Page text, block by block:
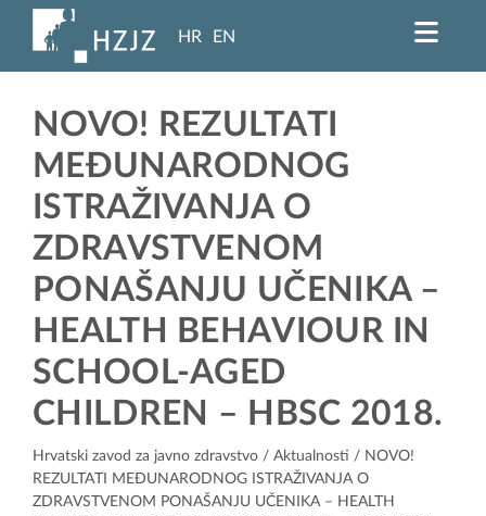
HR EN
NOVO! REZULTATI
MEĐUNARODNOG
ISTRAŽIVANJA O
ZDRAVSTVENOM
PONAŠANJU UČENIKA –
HEALTH BEHAVIOUR IN
SCHOOL-AGED
CHILDREN – HBSC 2018.
Hrvatski zavod za javno zdravstvo / Aktualnosti / NOVO!
REZULTATI MEĐUNARODNOG ISTRAŽIVANJA O
ZDRAVSTVENOM PONAŠANJU UČENIKA – HEALTH